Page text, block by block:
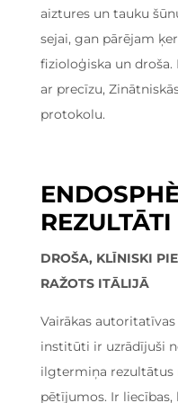
aiztures un tauku
sejai, gan pārējam
fizioloģiska un droša.
ar precīzu,
protokolu.
REZULTĀTI
DROŠA, KLĪNISKI
RAŽOTS ITĀLIJĀ
Vairākas
institūti ir uzrādījuši
ilgtermiņa rezultātus
pētījumos. Ir liecības,